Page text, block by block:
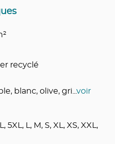
recyclé
blanc, olive, gri...voir
5XL, L, M, S, XL, XS, XXL,